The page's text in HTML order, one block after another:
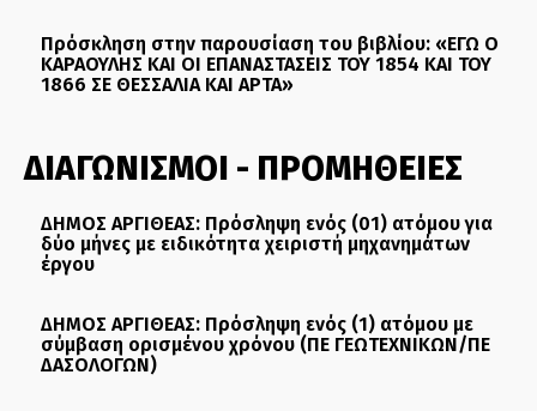
Πρόσκληση στην παρουσίαση του βιβλίου: «ΕΓΩ Ο
ΚΑΡΑΟΥΛΗΣ ΚΑΙ ΟΙ ΕΠΑΝΑΣΤΑΣΕΙΣ ΤΟΥ 1854 ΚΑΙ ΤΟΥ
1866 ΣΕ ΘΕΣΣΑΛΙΑ ΚΑΙ ΑΡΤΑ»
ΔΙΑΓΩΝΙΣΜΟΙ - ΠΡΟΜΗΘΕΙΕΣ
ΔΗΜΟΣ ΑΡΓΙΘΕΑΣ: Πρόσληψη ενός (01) ατόμου για
δύο μήνες με ειδικότητα χειριστή μηχανημάτων
έργου
ΔΗΜΟΣ ΑΡΓΙΘΕΑΣ: Πρόσληψη ενός (1) ατόμου με
σύμβαση ορισμένου χρόνου (ΠΕ ΓΕΩΤΕΧΝΙΚΩΝ/ΠΕ
ΔΑΣΟΛΟΓΩΝ)